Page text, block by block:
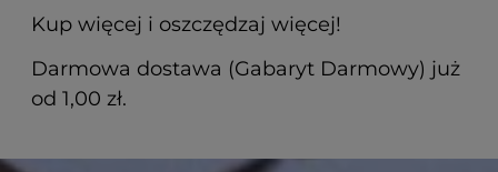
Kup więcej i oszczędzaj więcej!
Darmowa dostawa (Gabaryt Darmowy) już
od 1,00 zł.